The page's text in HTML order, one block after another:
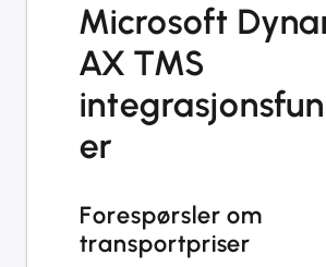
Microsoft
AX TMS
er
Forespørsler om
transportpriser